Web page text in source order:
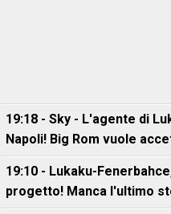
19:18 - Sky - L'agente di
Napoli! Big Rom vuole
19:10 - Lukaku-
progetto! Manca l'ultimo